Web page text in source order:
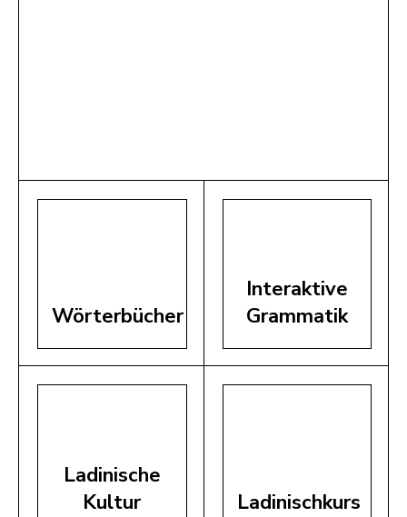
Wörterbücher
Interaktive
Grammatik
Ladinische
Kultur
Ladinischkurs